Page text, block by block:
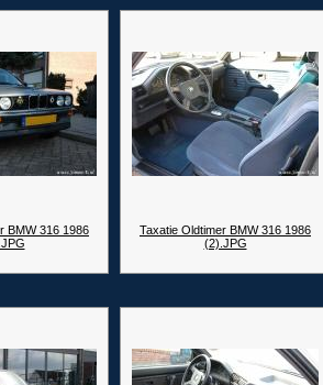
BMW 316 1986
Taxatie Oldtimer BMW 316 1986
(2).JPG